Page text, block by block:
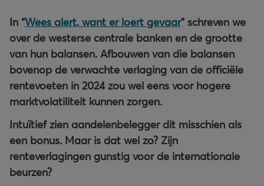
In “Wees alert, want er loert gevaar” schreven we
over de westerse centrale banken en de grootte
van hun balansen. Afbouwen van die balansen
bovenop de verwachte verlaging van de officiële
rentevoeten in 2024 zou wel eens voor hogere
marktvolatiliteit kunnen zorgen.
Intuïtief zien aandelenbelegger dit misschien als
een bonus. Maar is dat wel zo? Zijn
renteverlagingen gunstig voor de internationale
beurzen?